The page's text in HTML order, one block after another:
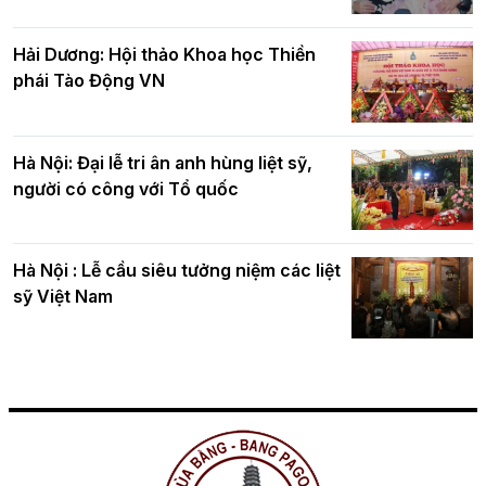
Hải Dương: Hội thảo Khoa học Thiền
phái Tào Động VN
Hà Nội: Đại lễ tri ân anh hùng liệt sỹ,
người có công với Tổ quốc
Hà Nội : Lễ cầu siêu tưởng niệm các liệt
sỹ Việt Nam